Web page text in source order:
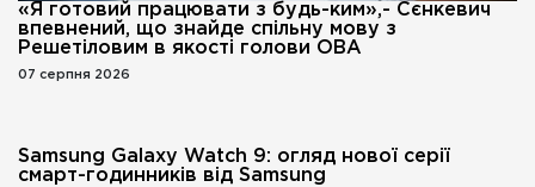
«Я готовий працювати з будь-ким»,- Сєнкевич
впевнений, що знайде спільну мову з
Решетіловим в якості голови ОВА
07 серпня 2026
Samsung Galaxy Watch 9: огляд нової серії
смарт-годинників від Samsung